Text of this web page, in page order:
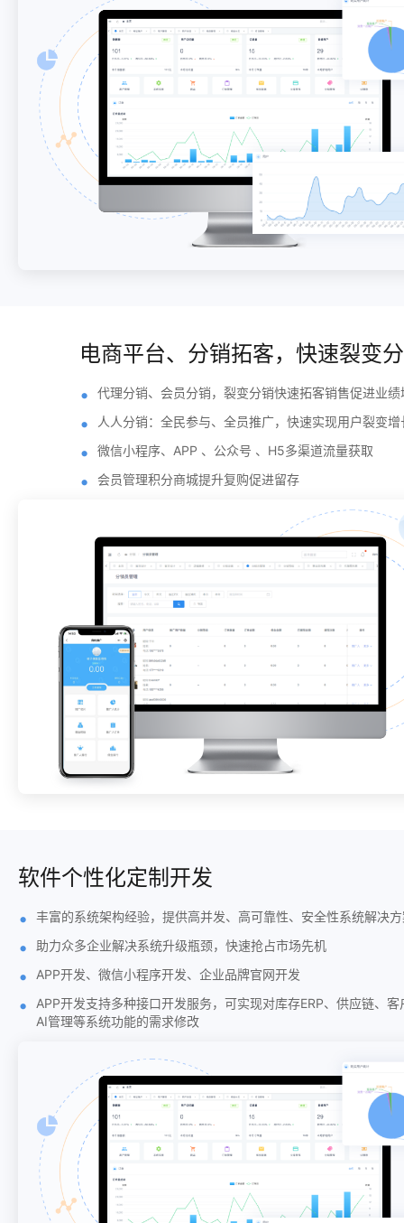
电商平台、分销拓客，快速裂变
代理分销、会员分销，裂变分销快速拓客销售促进业绩
人人分销：全民参与、全员推广，快速实现用户裂变增
微信小程序、APP 、公众号 、H5多渠道流量获取
会员管理积分商城提升复购促进留存
软件个性化定制开发
丰富的系统架构经验，提供高并发、高可靠性、安全性系统解决
助力众多企业解决系统升级瓶颈，快速抢占市场先机
APP开发、微信小程序开发、企业品牌官网开发
APP开发支持多种接口开发服务，可实现对库存ERP、供应链、客
AI管理等系统功能的需求修改